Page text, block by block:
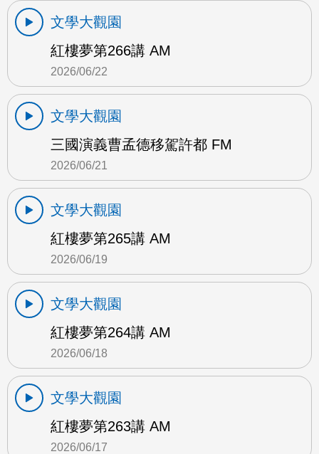
文學大觀園
紅樓夢第266講 AM
2026/06/22
文學大觀園
三國演義曹孟德移駕許都 FM
2026/06/21
文學大觀園
紅樓夢第265講 AM
2026/06/19
文學大觀園
紅樓夢第264講 AM
2026/06/18
文學大觀園
紅樓夢第263講 AM
2026/06/17